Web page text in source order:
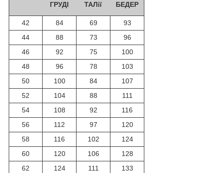
ГРУДІ
ТАЛії
БЕДЕР
42 84 69
93
44
88 73
96
46
92 75
100
48
96 78
103
50
100 84
107
52
104 88
111
54
108 92
116
56
112 97
120
58
116 102
124
60
120 106
128
62
124 111
133